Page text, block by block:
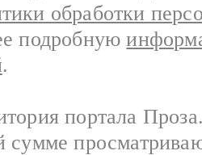
обработки
подробную
.
портала
сумме